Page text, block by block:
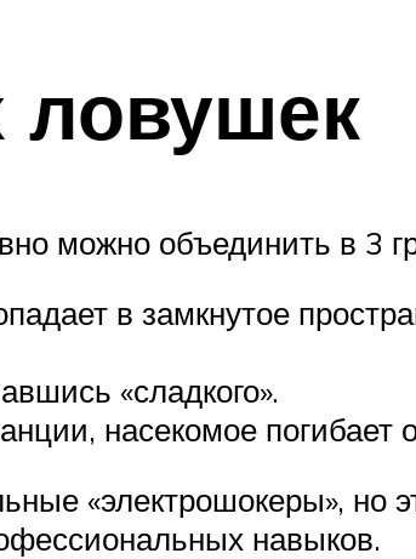
можно объединить в 3
в замкнутое
«сладкого».
насекомое погибает
«электрошокеры», но
навыков.